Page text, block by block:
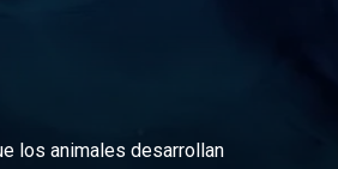
los animales desarrollan
las estrategias más inusuales que los
sobrevivir.